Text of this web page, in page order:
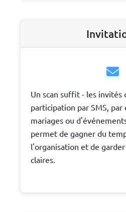
Un scan suffit - les
participation par SMS, par
mariages ou
permet de gagner du
l'organisation et de
claires.